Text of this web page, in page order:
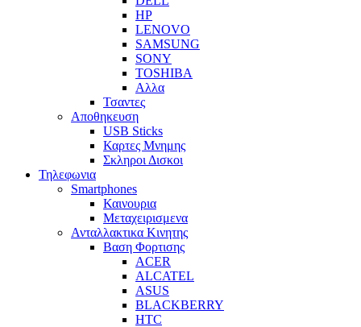
HP
LENOVO
SAMSUNG
SONY
TOSHIBA
Αλλα
Τσαντες
Αποθηκευση
USB Sticks
Καρτες Μνημης
Σκληροι Δισκοι
Τηλεφωνια
Smartphones
Καινουρια
Μεταχειρισμενα
Ανταλλακτικα Κινητης
Βαση Φορτισης
ACER
ALCATEL
ASUS
BLACKBERRY
HTC